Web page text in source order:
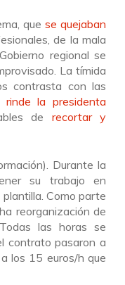
que se quejaban
de la mala
regional se
La tímida
contrasta con las
rinde la presidenta
de recortar y
Durante la
su trabajo en
Como parte
reorganización de
las horas se
contrato pasaron a
los 15 euros/h que